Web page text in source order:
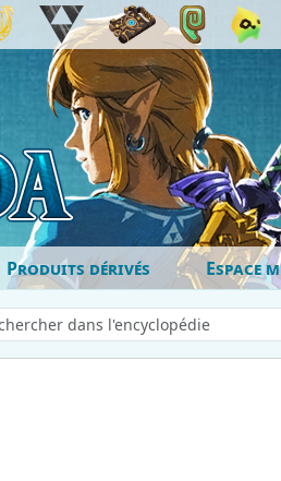
Produits dérivés Espace